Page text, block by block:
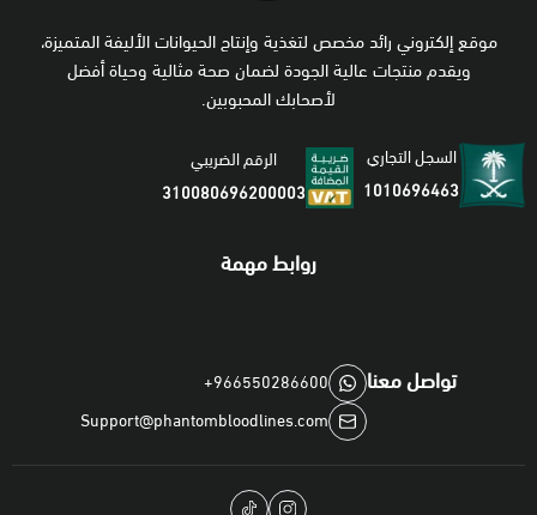
موقع إلكتروني رائد مخصص لتغذية وإنتاج الحيوانات الأليفة المتميزة،
ويقدم منتجات عالية الجودة لضمان صحة مثالية وحياة أفضل
لأصحابك المحبوبين.
السجل التجاري
1010696463
الرقم الضريبي
310080696200003
روابط مهمة
تواصل معنا
+966550286600
Support@phantombloodlines.com